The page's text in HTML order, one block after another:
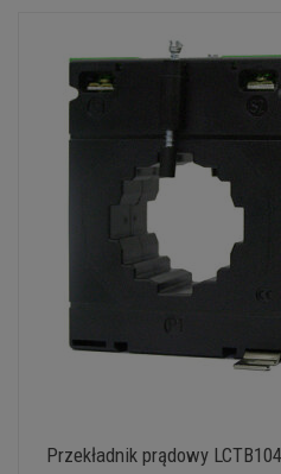
Przekładnik prądowy